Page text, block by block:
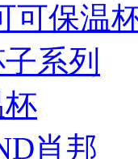
可保温
系列
肖邦